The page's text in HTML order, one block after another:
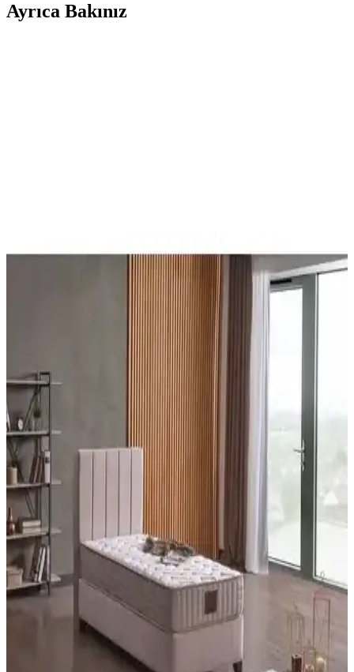
Ayrıca Bakınız
Heyner Bamboo ile Shadow Ultra Lux Tek Kişilik
Yatak Karşılaştırması: Konfor ve Kalite
Heyner Bamboo Tek Kişilik Yatak ile Heyner Shadow Ultra Lux
Tek Kişilik Yatak arasındaki farklar, yay tipi, yükseklik, boyutlar,
dolgu ve konfor katmanları, ambalaj ve stok durumu ile tarafsız
biçimde karşılaştırılır. Kullanıcı yorumlarındaki olumlu ve olumsuz
noktalar özetlenir.
Yataş Dacron Quallofil Tek Kişilik XL Yorgan:
Yüksek Isı Yalıtımı ve Konfor Sağlar
Yataş Dacron® Quallofil Tek Kişilik XL Yorgan, üstün ısı yalıtımı,
hafif ve yumuşak yapısıyla soğuk mevsimlerde ideal, estetik ve
dayanıklı uyku ürünüdür.
HB Bedding Aloe Vera İçerikli Ortopedik Bonel
Yatak: Orta Sertlikte Konfor, Dayanıklılık
HB Bedding Aloe vera içeren ortopedik bonel yaylı yatak, orta
sertlikte konfor ve omurga hizasını destekler. Aloe yüzey nazik
dokunuş sağlar; rulo ambalaj ve yaklaşık 24 cm yükseklik üretim
varyasyonlarını dikkate alır; uzun ömürlü kullanım için uygundur.
Midilife Bamboo Hygiene ve Comfort Yatak:
Sağlıklı ve Konforlu Uyku İçin Yenilikçi Tasarım